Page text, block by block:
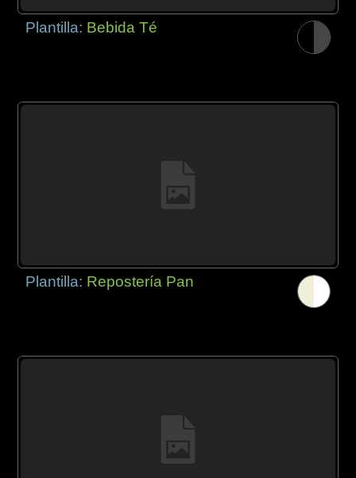
Plantilla: Bebida Té
Plantilla: Repostería Pan